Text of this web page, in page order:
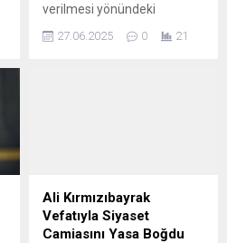
verilmesi yönündeki
taleplerinin tüm sanıkların
dinlenilmemiş olması ve
27.06.2025 0 21
Ali Kırmızıbayrak
Vefatıyla Siyaset
Camiasını Yasa Boğdu